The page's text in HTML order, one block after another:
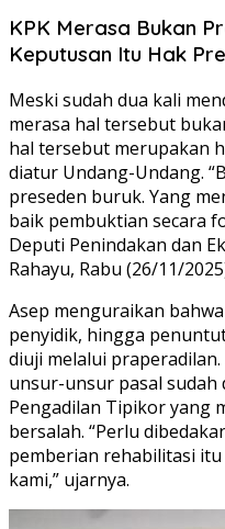
KPK Merasa Bukan
Keputusan Itu Hak
Meski sudah dua kali
merasa hal tersebut
hal tersebut merupakan
diatur Undang-Undang.
preseden buruk. Yang
baik pembuktian secara
Deputi Penindakan dan
Rahayu, Rabu (26/11/
Asep menguraikan
penyidik, hingga
diuji melalui
unsur-unsur pasal sudah
Pengadilan Tipikor yang
bersalah. “Perlu
pemberian rehabilitasi
kami,” ujarnya.